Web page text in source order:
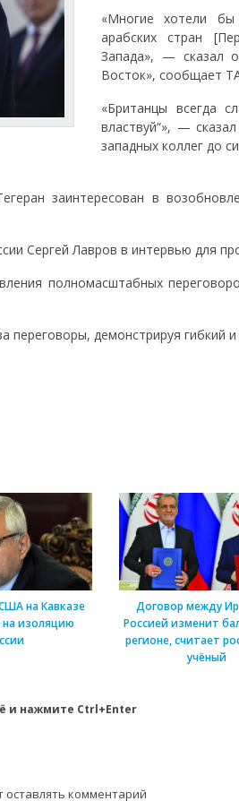
«Многие хотели бы
арабских стран
Запада», — сказал
Восток», сообщает
«Британцы всегда
властвуй“», —
западных коллег до
заинтересован в
Сергей Лавров в интервью для
полномасштабных
переговоры, демонстрируя гибкий
на Кавказе
на изоляцию
Договор между
Россией изменит
регионе, считает
учёный
и нажмите Ctrl+Enter
оставлять комментарий